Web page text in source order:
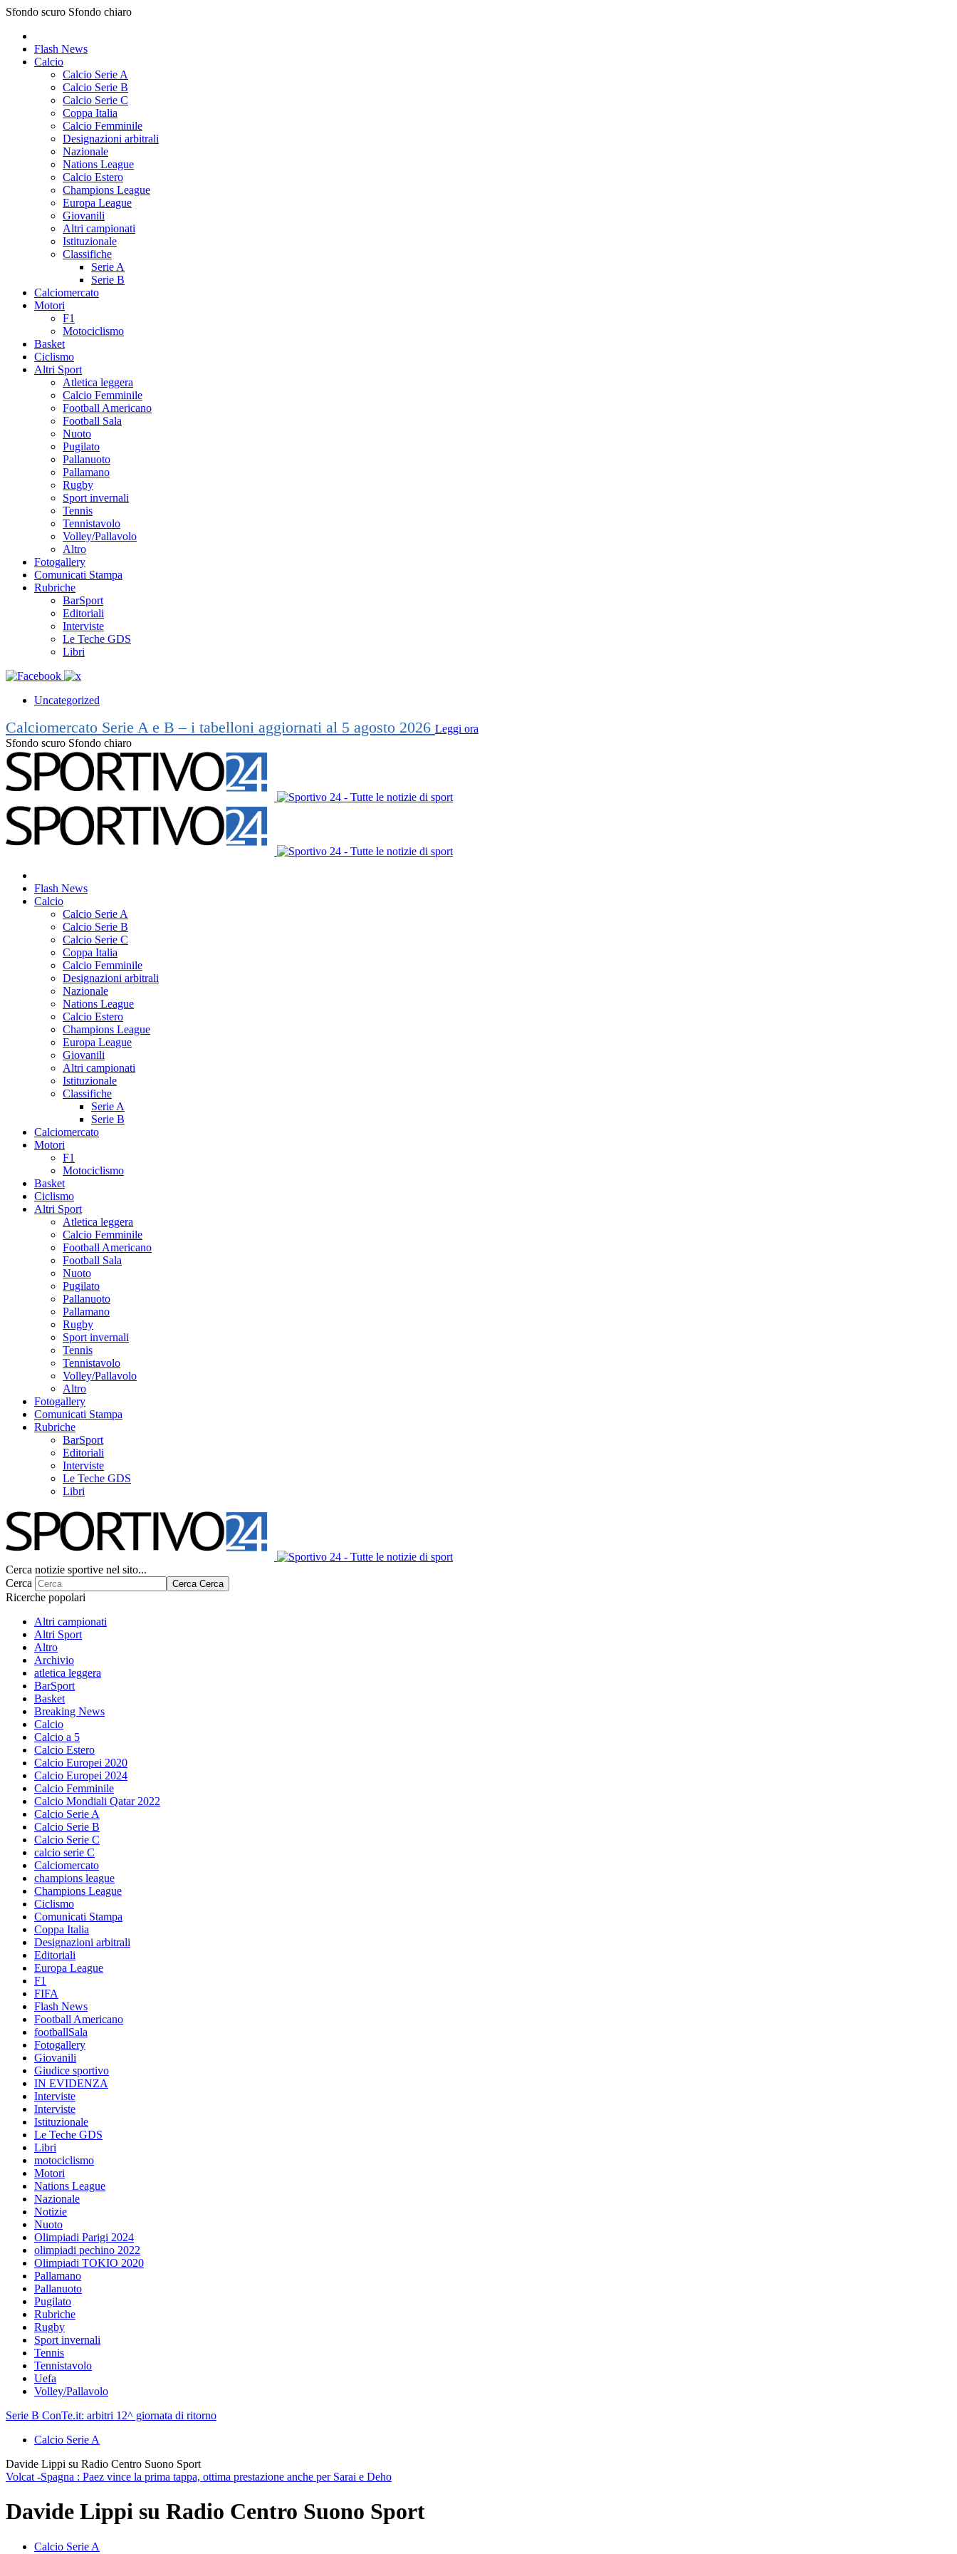
Sfondo scuro Sfondo chiaro
Flash News
Calcio
Calcio Serie A
Calcio Serie B
Calcio Serie C
Coppa Italia
Calcio Femminile
Designazioni arbitrali
Nazionale
Nations League
Calcio Estero
Champions League
Europa League
Giovanili
Altri campionati
Istituzionale
Classifiche
Serie A
Serie B
Calciomercato
Motori
F1
Motociclismo
Basket
Ciclismo
Altri Sport
Atletica leggera
Calcio Femminile
Football Americano
Football Sala
Nuoto
Pugilato
Pallanuoto
Pallamano
Rugby
Sport invernali
Tennis
Tennistavolo
Volley/Pallavolo
Altro
Fotogallery
Comunicati Stampa
Rubriche
BarSport
Editoriali
Interviste
Le Teche GDS
Libri
Uncategorized
Calciomercato Serie A e B – i tabelloni aggiornati al 5 agosto 2026 Leggi ora
Sfondo scuro Sfondo chiaro
Flash News
Calcio
Calcio Serie A
Calcio Serie B
Calcio Serie C
Coppa Italia
Calcio Femminile
Designazioni arbitrali
Nazionale
Nations League
Calcio Estero
Champions League
Europa League
Giovanili
Altri campionati
Istituzionale
Classifiche
Serie A
Serie B
Calciomercato
Motori
F1
Motociclismo
Basket
Ciclismo
Altri Sport
Atletica leggera
Calcio Femminile
Football Americano
Football Sala
Nuoto
Pugilato
Pallanuoto
Pallamano
Rugby
Sport invernali
Tennis
Tennistavolo
Volley/Pallavolo
Altro
Fotogallery
Comunicati Stampa
Rubriche
BarSport
Editoriali
Interviste
Le Teche GDS
Libri
Cerca notizie sportive nel sito...
Cerca
Cerca Cerca
Ricerche popolari
Altri campionati
Altri Sport
Altro
Archivio
atletica leggera
BarSport
Basket
Breaking News
Calcio
Calcio a 5
Calcio Estero
Calcio Europei 2020
Calcio Europei 2024
Calcio Femminile
Calcio Mondiali Qatar 2022
Calcio Serie A
Calcio Serie B
Calcio Serie C
calcio serie C
Calciomercato
champions league
Champions League
Ciclismo
Comunicati Stampa
Coppa Italia
Designazioni arbitrali
Editoriali
Europa League
F1
FIFA
Flash News
Football Americano
footballSala
Fotogallery
Giovanili
Giudice sportivo
IN EVIDENZA
Interviste
Interviste
Istituzionale
Le Teche GDS
Libri
motociclismo
Motori
Nations League
Nazionale
Notizie
Nuoto
Olimpiadi Parigi 2024
olimpiadi pechino 2022
Olimpiadi TOKIO 2020
Pallamano
Pallanuoto
Pugilato
Rubriche
Rugby
Sport invernali
Tennis
Tennistavolo
Uefa
Volley/Pallavolo
Serie B ConTe.it: arbitri 12^ giornata di ritorno
Calcio Serie A
Davide Lippi su Radio Centro Suono Sport
Volcat -Spagna : Paez vince la prima tappa, ottima prestazione anche per Sarai e Deho
Davide Lippi su Radio Centro Suono Sport
Calcio Serie A